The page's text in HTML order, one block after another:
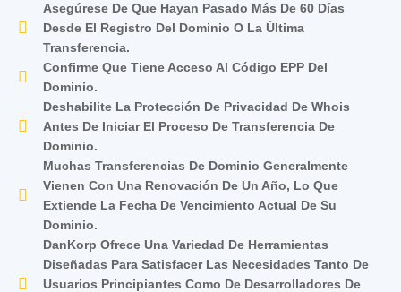
Asegúrese De Que Hayan Pasado Más De 60 Días
Desde El Registro Del Dominio O La Última
Transferencia.
Confirme Que Tiene Acceso Al Código EPP Del
Dominio.
Deshabilite La Protección De Privacidad De Whois
Antes De Iniciar El Proceso De Transferencia De
Dominio.
Muchas Transferencias De Dominio Generalmente
Vienen Con Una Renovación De Un Año, Lo Que
Extiende La Fecha De Vencimiento Actual De Su
Dominio.
DanKorp Ofrece Una Variedad De Herramientas
Diseñadas Para Satisfacer Las Necesidades Tanto De
Usuarios Principiantes Como De Desarrolladores De